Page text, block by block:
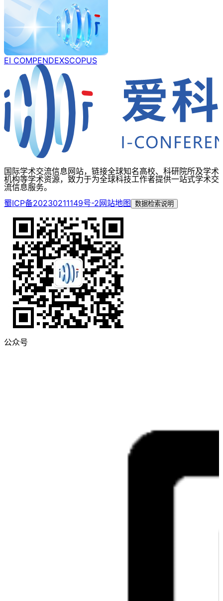
EI COMPENDEXSCOPUS
国际学术交流信息网站，链接全球知名高校、科研院所及学术
机构等学术资源，致力于为全球科技工作者提供一站式学术交
流信息服务。
蜀ICP备20230211149号-2网站地图 数据检索说明
公众号